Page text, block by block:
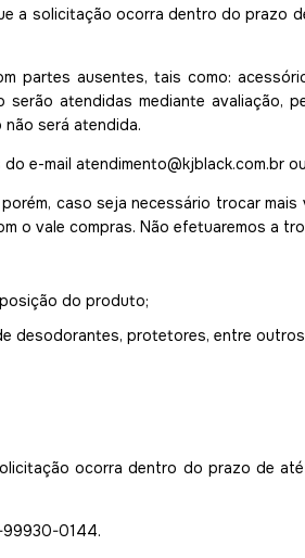
a solicitação ocorra dentro do
ausentes, tais como:
atendidas mediante avaliação,
será atendida.
e-mail atendimento@kjblack.com.br
caso seja necessário trocar
o vale compras. Não efetuaremos a
do produto;
desodorantes, protetores, entre
ocorra dentro do prazo de
0144.